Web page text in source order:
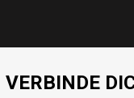
VERBINDE